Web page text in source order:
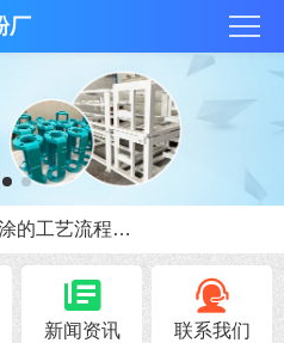
厂
化那个好？
何为酸洗磷化？今天鑫明静电喷粉厂小课堂就跟大家讲讲。
喷粉加工:静电喷涂的工艺流程和优缺点
事项！新闻资讯 联系我们